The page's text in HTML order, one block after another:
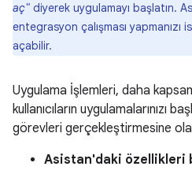
aç" diyerek uygulamayı başlatın.
entegrasyon çalışması yapmanızı
açabilir.
Uygulama İşlemleri, daha
kullanıcıların uygulamalarınızı
görevleri gerçekleştirmesine
Asistan'daki özellikleri